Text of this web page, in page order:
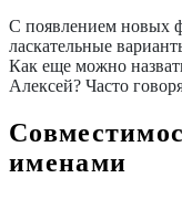
С появлением новых
ласкательные
Как еще можно
Алексей? Часто
именами